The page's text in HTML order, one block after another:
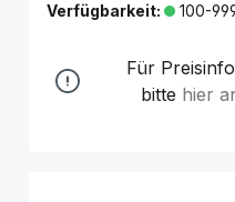
Verfügbarkeit:
100-
Für
bitte hier